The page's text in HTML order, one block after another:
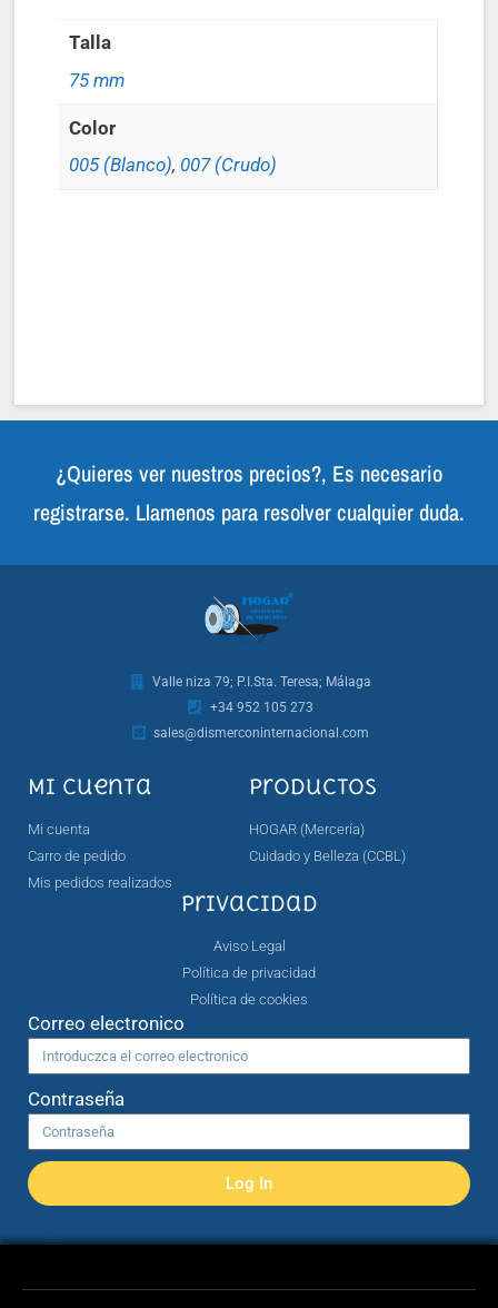
Talla
75 mm
Color
005 (Blanco), 007 (Crudo)
¿Quieres ver nuestros precios?, Es necesario
registrarse. Llamenos para resolver cualquier duda.
Valle niza 79; P.I.Sta. Teresa; Málaga
+34 952 105 273
sales@dismerconinternacional.com
Mi cuenta
Mi cuenta
Carro de pedido
Mis pedidos realizados
Productos
HOGAR (Mercería)
Cuidado y Belleza (CCBL)
Privacidad
Aviso Legal
Política de privacidad
Política de cookies
Correo electronico
Contraseña
Log In